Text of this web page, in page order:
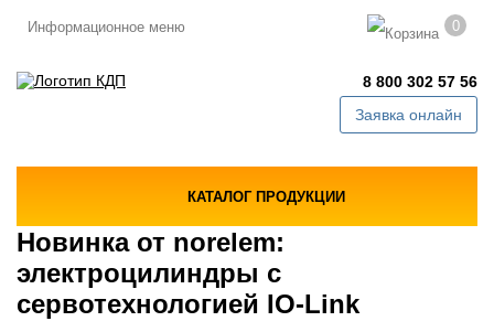
Информационное меню 0
8 800 302 57 56
Заявка онлайн
КАТАЛОГ ПРОДУКЦИИ
Новинка от norelem:
электроцилиндры с
сервотехнологией IO-Link